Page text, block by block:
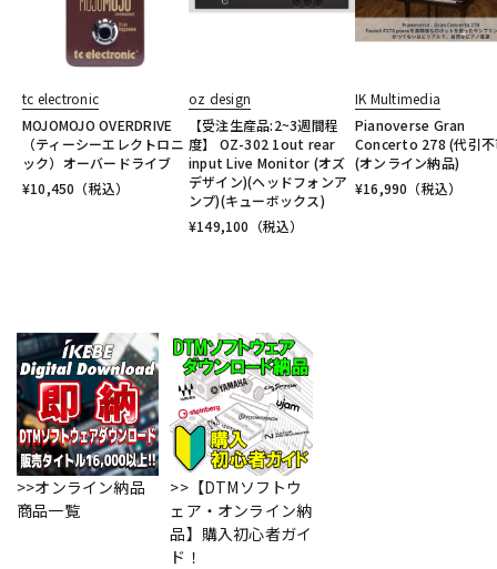
tc electronic
MOJOMOJO OVERDRIVE
（ティーシーエレクトロニ
ック）オーバードライブ
¥10,450 （税込）
oz design
【受注生産品:2~3週間程
度】 OZ-302 1out rear
input Live Monitor (オズ
デザイン)(ヘッドフォンア
ンプ)(キューボックス)
¥149,100 （税込）
IK Multimedia
Pianoverse Gran
Concerto 278 (代引
(オンライン納品)
¥16,990 （税込）
>>オンライン納品
商品一覧
>>【DTMソフトウ
ェア・オンライン納
品】購入初心者ガイ
ド！